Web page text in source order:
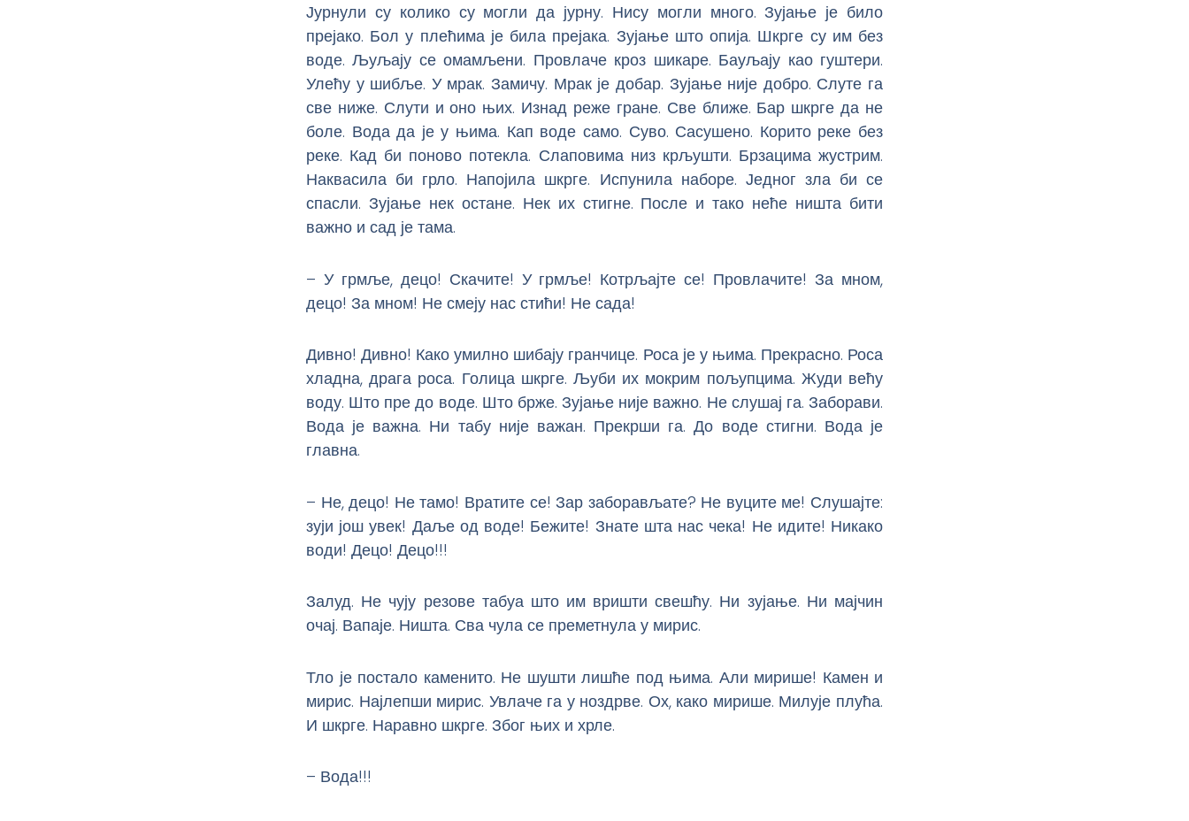
Јурнули су колико су могли да јурну. Нису могли много. Зујање је било
прејако. Бол у плећима је била прејака. Зујање што опија. Шкрге су им без
воде. Љуљају се омамљени. Провлаче кроз шикаре. Бауљају као гуштери.
Улећу у шибље. У мрак. Замичу. Мрак је добар. Зујање није добро. Слуте га
све ниже. Слути и оно њих. Изнад реже гране. Све ближе. Бар шкрге да не
боле. Вода да је у њима. Кап воде само. Суво. Сасушено. Корито реке без
реке. Кад би поново потекла. Слаповима низ крљушти. Брзацима жустрим.
Наквасила би грло. Напојила шкрге. Испунила наборе. Једног зла би се
спасли. Зујање нек остане. Нек их стигне. После и тако неће ништа бити
важно и сад је тама.
– У грмље, децо! Скачите! У грмље! Котрљајте се! Провлачите! За мном,
децо! За мном! Не смеју нас стићи! Не сада!
Дивно! Дивно! Како умилно шибају гранчице. Роса је у њима. Прекрасно. Роса
хладна, драга роса. Голица шкрге. Љуби их мокрим пољупцима. Жуди већу
воду. Што пре до воде. Што брже. Зујање није важно. Не слушај га. Заборави.
Вода је важна. Ни табу није важан. Прекрши га. До воде стигни. Вода је
главна.
– Не, децо! Не тамо! Вратите се! Зар заборављате? Не вуците ме! Слушајте:
зуји још увек! Даље од воде! Бежите! Знате шта нас чека! Не идите! Никако
води! Децо! Децо!!!
Залуд. Не чују резове табуа што им вришти свешћу. Ни зујање. Ни мајчин
очај. Вапаје. Ништа. Сва чула се преметнула у мирис.
Тло је постало каменито. Не шушти лишће под њима. Али мирише! Камен и
мирис. Најлепши мирис. Увлаче га у ноздрве. Ох, како мирише. Милује плућа.
И шкрге. Наравно шкрге. Због њих и хрле.
– Вода!!!